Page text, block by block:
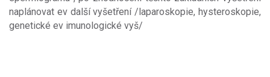
naplánovat ev další vyšetření /laparoskopie, hysteroskopie,
genetické ev imunologické vyš/